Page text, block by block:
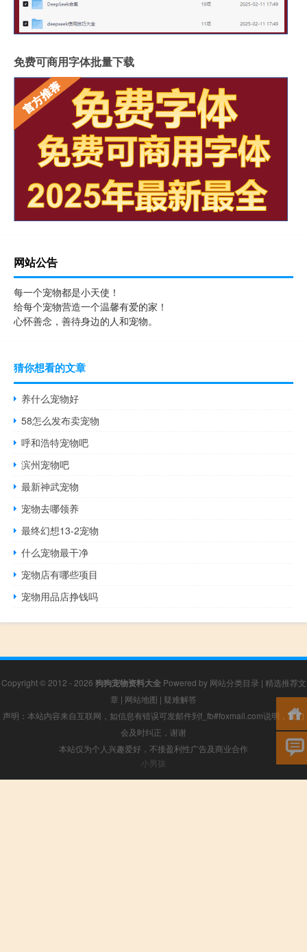
免费可商用字体批量下载
网站公告
每一个宠物都是小天使！
给每个宠物营造一个温馨有爱的家！
心怀善念，善待身边的人和宠物。
猜你想看的文章
养什么宠物好
58怎么发布卖宠物
呼和浩特宠物吧
滨州宠物吧
最新神武宠物
宠物去哪领养
最终幻想13-2宠物
什么宠物最干净
宠物店有哪些项目
宠物用品店挣钱吗
Copyright © 2012 - 2026 狗狗宠物资料大全Powered by 网站分类目录 | 精选推荐文
章 | 网站地图 | 疑难解答
声明：本站内容来自互联网，如信息有错误可发邮件到f_fb#foxmail.com说明，我们
会及时纠正，谢谢
本站仅为个人兴趣爱好，不接盈利性广告及商业合作
小男孩